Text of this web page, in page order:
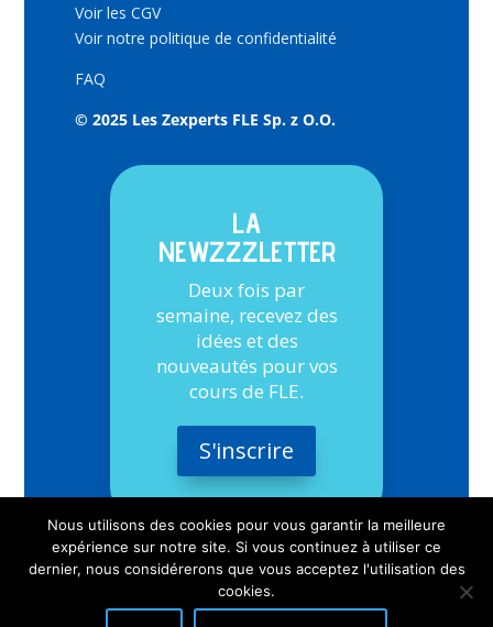
Voir les CGV
Voir notre politique de confidentialité
FAQ
© 2025 Les Zexperts FLE Sp. z O.O.
LA
NEWZZZLETTER
Deux fois par
semaine, recevez des
idées et des
nouveautés pour vos
cours de FLE.
S'inscrire
Nous utilisons des cookies pour vous garantir la meilleure
expérience sur notre site. Si vous continuez à utiliser ce
dernier, nous considérerons que vous acceptez l'utilisation des
cookies.